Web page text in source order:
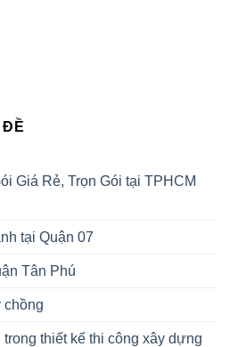
ĐỀ
Giá Rẻ, Trọn Gói tại TPHCM
tại Quận 07
Tân Phú
chồng
thiết kế thi công xây dựng